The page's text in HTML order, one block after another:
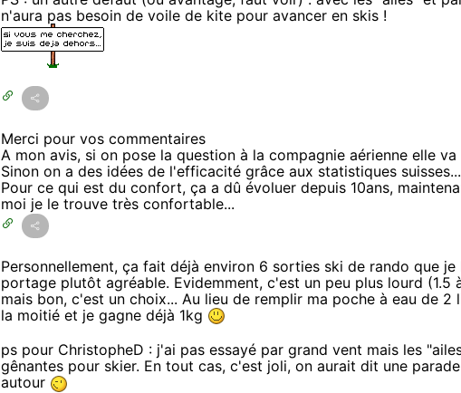
n'aura pas besoin de voile de kite pour avancer en skis !
Merci pour vos commentaires
A mon avis, si on pose la question à la compagnie aérienne elle
Sinon on a des idées de l'efficacité grâce aux statistiques suisses...
Pour ce qui est du confort, ça a dû évoluer depuis 10ans,
moi je le trouve très confortable...
Personnellement, ça fait déjà environ 6 sorties ski de rando que
portage plutôt agréable. Evidemment, c'est un peu plus lourd (1.5
mais bon, c'est un choix... Au lieu de remplir ma poche à eau de 2
la moitié et je gagne déjà 1kg
ps pour ChristopheD : j'ai pas essayé par grand vent mais les
gênantes pour skier. En tout cas, c'est joli, on aurait dit une
autour